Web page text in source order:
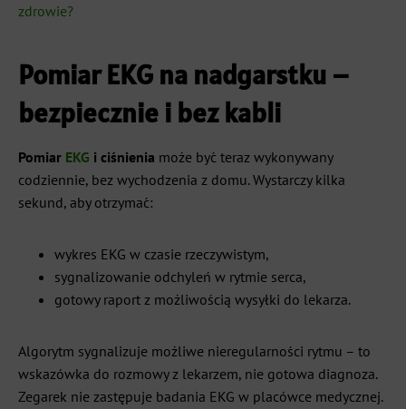
zdrowie?
Pomiar EKG na nadgarstku –
bezpiecznie i bez kabli
Pomiar EKG i ciśnienia może być teraz wykonywany
codziennie, bez wychodzenia z domu. Wystarczy kilka
sekund, aby otrzymać:
wykres EKG w czasie rzeczywistym,
sygnalizowanie odchyleń w rytmie serca,
gotowy raport z możliwością wysyłki do lekarza.
Algorytm sygnalizuje możliwe nieregularności rytmu – to
wskazówka do rozmowy z lekarzem, nie gotowa diagnoza.
Zegarek nie zastępuje badania EKG w placówce medycznej.